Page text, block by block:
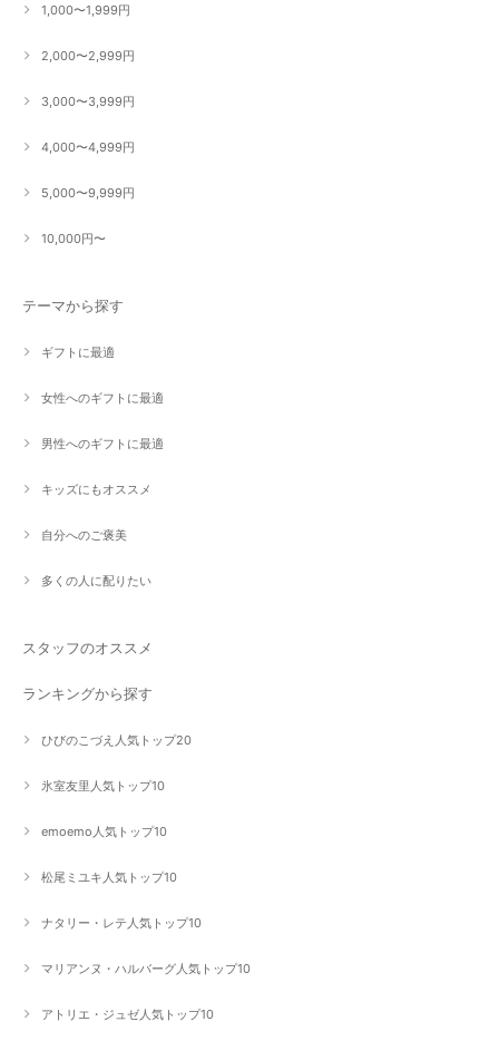
1,000〜1,999円
2,000〜2,999円
3,000〜3,999円
4,000〜4,999円
5,000〜9,999円
10,000円〜
テーマから探す
ギフトに最適
女性へのギフトに最適
男性へのギフトに最適
キッズにもオススメ
自分へのご褒美
多くの人に配りたい
スタッフのオススメ
ランキングから探す
ひびのこづえ人気トップ20
氷室友里人気トップ10
emoemo人気トップ10
松尾ミユキ人気トップ10
ナタリー・レテ人気トップ10
マリアンヌ・ハルバーグ人気トップ10
アトリエ・ジュゼ人気トップ10